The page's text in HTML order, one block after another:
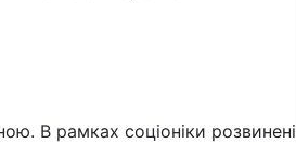
В рамках соціоніки розвинені